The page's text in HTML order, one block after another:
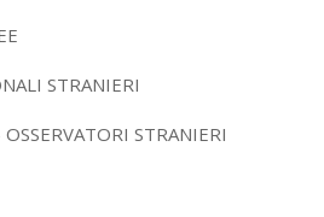
STRANIERI
STRANIERI